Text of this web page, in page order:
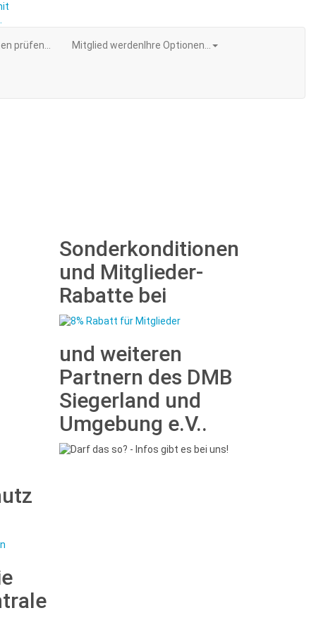
prüfen... Mitglied werden Ihre Optionen...
Sonderkonditionen
und Mitglieder-
Rabatte bei
und weiteren
Partnern des DMB
Siegerland und
Umgebung e.V..